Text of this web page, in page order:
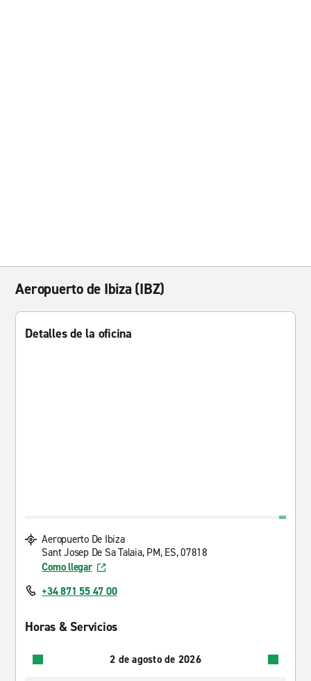
Aeropuerto de Ibiza (IBZ)
Detalles de la oficina
Aeropuerto De Ibiza
Sant Josep De Sa Talaia, PM, ES, 07818
Como llegar
+34 871 55 47 00
Horas & Servicios
2 de agosto de 2026